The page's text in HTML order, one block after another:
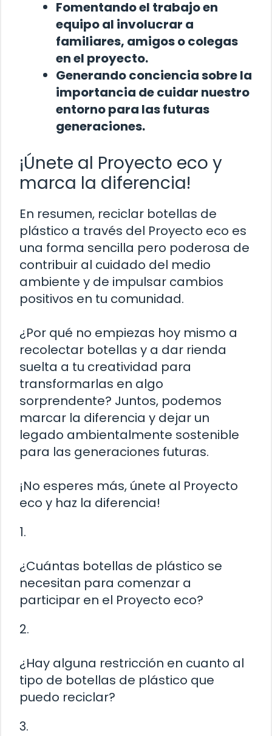
Fomentando el trabajo en
equipo al involucrar a
familiares, amigos o colegas
en el proyecto.
Generando conciencia sobre la
importancia de cuidar nuestro
entorno para las futuras
generaciones.
¡Únete al Proyecto eco y
marca la diferencia!
En resumen, reciclar botellas de
plástico a través del Proyecto eco es
una forma sencilla pero poderosa de
contribuir al cuidado del medio
ambiente y de impulsar cambios
positivos en tu comunidad.
¿Por qué no empiezas hoy mismo a
recolectar botellas y a dar rienda
suelta a tu creatividad para
transformarlas en algo
sorprendente? Juntos, podemos
marcar la diferencia y dejar un
legado ambientalmente sostenible
para las generaciones futuras.
¡No esperes más, únete al Proyecto
eco y haz la diferencia!
1.
¿Cuántas botellas de plástico se
necesitan para comenzar a
participar en el Proyecto eco?
2.
¿Hay alguna restricción en cuanto al
tipo de botellas de plástico que
puedo reciclar?
3.